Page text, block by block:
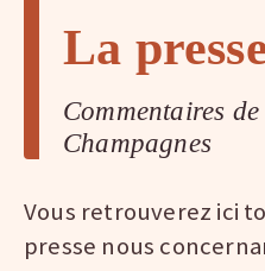
La
Commentaires
Champagnes
Vous retrouverez ici
presse nous